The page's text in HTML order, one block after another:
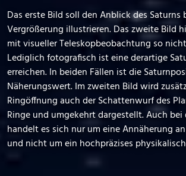
Das erste Bild soll den Anblick des Saturns
Vergrößerung illustrieren. Das zweite Bild
mit visueller Teleskopbeobachtung so
Lediglich fotografisch ist eine derartige
erreichen. In beiden Fällen ist die
Näherungswert. Im zweiten Bild wird
Ringöffnung auch der Schattenwurf des
Ringe und umgekehrt dargestellt. Auch
handelt es sich nur um eine Annäherung
und nicht um ein hochpräzises